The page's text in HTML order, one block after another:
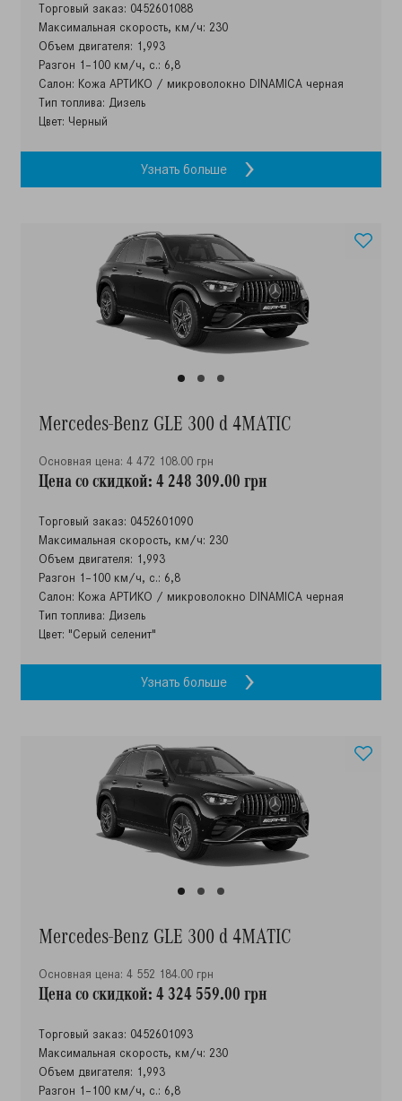
Торговый заказ: 0452601088
Максимальная скорость, км/ч: 230
Объем двигателя: 1,993
Разгон 1–100 км/ч, с.: 6,8
Салон: Кожа АРТИКО / микроволокно DINAMICA черная
Тип топлива: Дизель
Цвет: Черный
Узнать больше
Mercedes-Benz GLE 300 d 4MATIC
Основная цена: 4 472 108.00 грн
Цена со скидкой: 4 248 309.00 грн
Торговый заказ: 0452601090
Максимальная скорость, км/ч: 230
Объем двигателя: 1,993
Разгон 1–100 км/ч, с.: 6,8
Салон: Кожа АРТИКО / микроволокно DINAMICA черная
Тип топлива: Дизель
Цвет: "Серый селенит"
Узнать больше
Mercedes-Benz GLE 300 d 4MATIC
Основная цена: 4 552 184.00 грн
Цена со скидкой: 4 324 559.00 грн
Торговый заказ: 0452601093
Максимальная скорость, км/ч: 230
Объем двигателя: 1,993
Разгон 1–100 км/ч, с.: 6,8